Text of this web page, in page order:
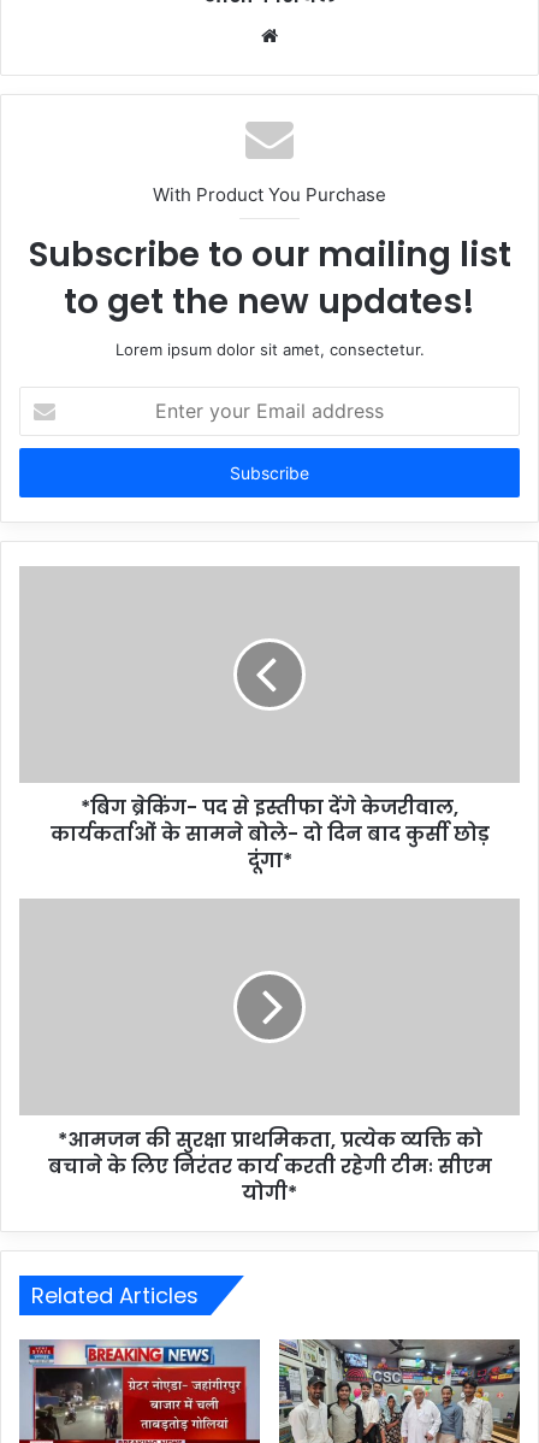
Website
With Product You Purchase
Subscribe to our mailing list
to get the new updates!
Lorem ipsum dolor sit amet, consectetur.
your
Email
*बिग ब्रेकिंग- पद से इस्तीफा देंगे केजरीवाल,
कार्यकर्ताओं के सामने बोले- दो दिन बाद कुर्सी छोड़
दूंगा*
*आमजन की सुरक्षा प्राथमिकता, प्रत्येक व्यक्ति को
बचाने के लिए निरंतर कार्य करती रहेगी टीमः सीएम
योगी*
Related Articles